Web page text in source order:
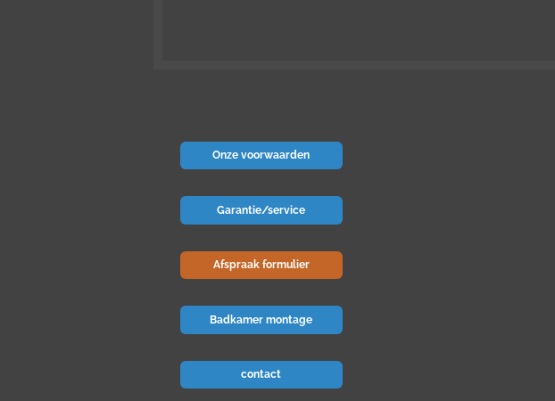
Onze voorwaarden
Garantie/service
Afspraak formulier
Badkamer montage
contact